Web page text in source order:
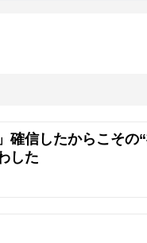
確信したからこそ
した